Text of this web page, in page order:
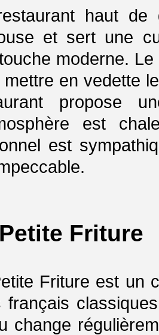
haut
et sert une
moderne.
mettre en vedette
propose
est
est
Friture
Friture est un
français
change